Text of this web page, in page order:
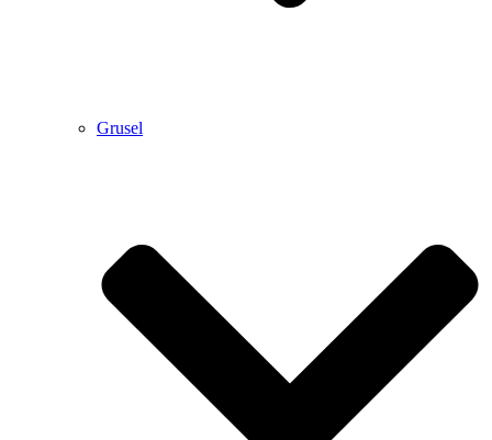
Grusel